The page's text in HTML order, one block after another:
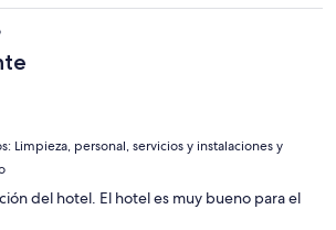
Limpieza, personal, servicios y instalaciones y
del hotel. El hotel es muy bueno para el